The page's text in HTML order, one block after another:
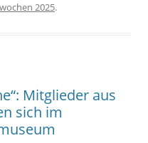
2025.
Mitglieder aus
sich im